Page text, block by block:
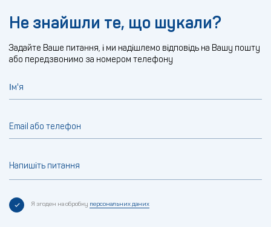
Не знайшли те, що шукали?
Задайте Ваше питання, і ми надішлемо відповідь на Вашу пошту
або передзвонимо за номером телефону
Ім'я
Email або телефон
Напишіть питання
Я згоден на обробку персональних даних